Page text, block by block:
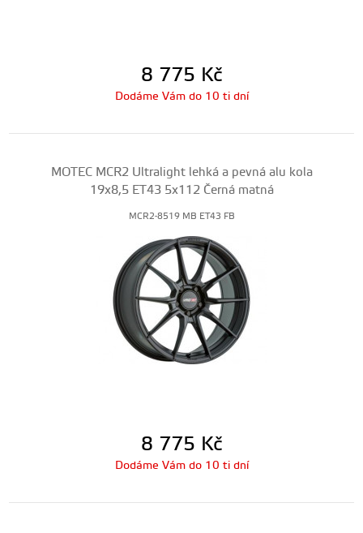
8 775 Kč
Dodáme Vám do 10 ti dní
MOTEC MCR2 Ultralight lehká a pevná alu kola
19x8,5 ET43 5x112 Černá matná
MCR2-8519 MB ET43 FB
8 775 Kč
Dodáme Vám do 10 ti dní